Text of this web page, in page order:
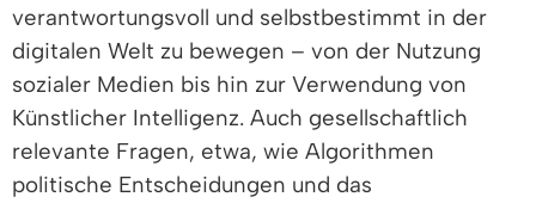
verantwortungsvoll und selbstbestimmt in der
digitalen Welt zu bewegen – von der Nutzung
sozialer Medien bis hin zur Verwendung von
Künstlicher Intelligenz. Auch gesellschaftlich
relevante Fragen, etwa, wie Algorithmen
politische Entscheidungen und das